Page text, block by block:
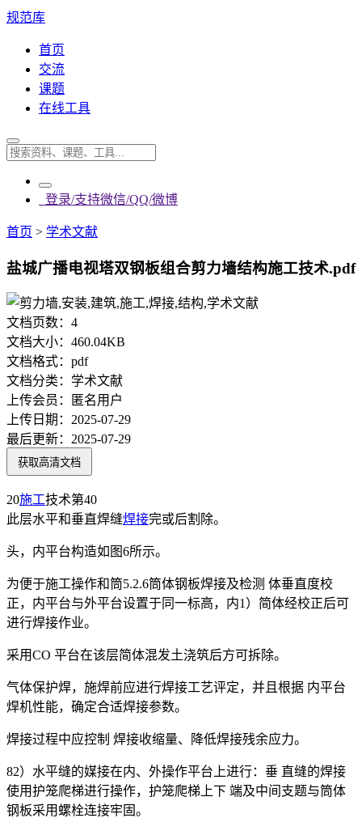
规范库
首页
交流
课题
在线工具
登录/支持微信/QQ/微博
首页 > 学术文献
盐城广播电视塔双钢板组合剪力墙结构施工技术.pdf
文档页数： 4
文档大小： 460.04KB
文档格式： pdf
文档分类： 学术文献
上传会员：
匿名用户
上传日期： 2025-07-29
最后更新： 2025-07-29
获取高清文档
20施工技术第40
此层水平和垂直焊缝焊接完或后割除。
头，内平台构造如图6所示。
为便于施工操作和筒5.2.6筒体钢板焊接及检测 体垂直度校
正，内平台与外平台设置于同一标高，内1）简体经校正后可
进行焊接作业。
采用CO 平台在该层简体混发土浇筑后方可拆除。
气体保护焊，施焊前应进行焊接工艺评定，并且根据 内平台
焊机性能，确定合适焊接参数。
焊接过程中应控制 焊接收缩量、降低焊接残余应力。
82）水平缝的媒接在内、外操作平台上进行：垂 直缝的焊接
使用护笼爬梯进行操作，护笼爬梯上下 端及中间支题与筒体
钢板采用螺栓连接牢固。